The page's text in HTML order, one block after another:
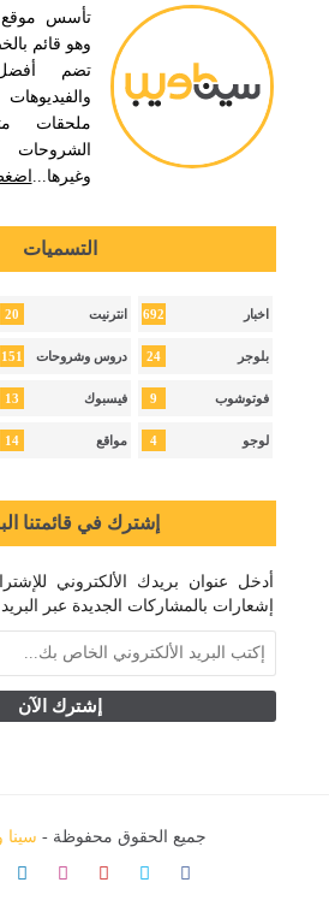
وهو قائم
تضم
ملحقات
وغيرها...
التسميات
اخبار 692 انترنيت 20
بلوجر 24 دروس وشروحات 151
فوتوشوب 9 فيسبوك 13
لوجو 4 مواقع 14
إشترك في قائمتنا
أدخل عنوان بريدك الألكتروني
إشعارات بالمشاركات الجديدة عبر البريد
جميع الحقوق محفوظة - سينا